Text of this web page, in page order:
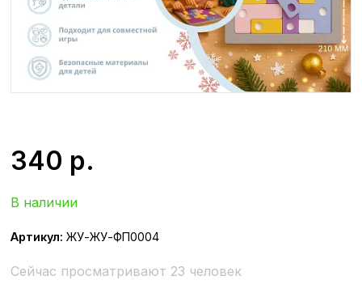
340 р.
В наличии
Артикул: ЖУ-ЖУ-ФП0004
Сейчас просматривают 23 человек